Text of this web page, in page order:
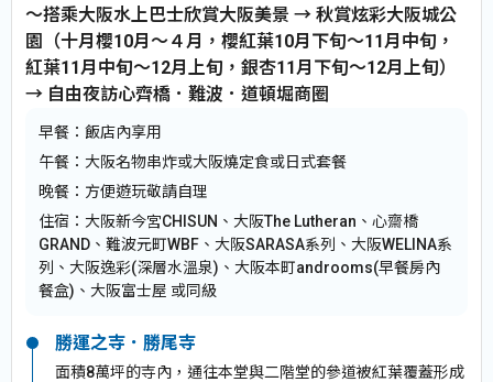
～搭乘大阪水上巴士欣賞大阪美景 → 秋賞炫彩大阪城公
園（十月櫻10月～４月，櫻紅葉10月下旬～11月中旬，
紅葉11月中旬～12月上旬，銀杏11月下旬～12月上旬）
→ 自由夜訪心齊橋．難波．道頓堀商圈
早餐： 飯店內享用
午餐： 大阪名物串炸或大阪燒定食或日式套餐
晚餐： 方便遊玩敬請自理
住宿： 大阪新今宮CHISUN、大阪The Lutheran、心齋橋
GRAND、難波元町WBF、大阪SARASA系列、大阪WELINA系
列、大阪逸彩(深層水溫泉)、大阪本町androoms(早餐房內
餐盒)、大阪富士屋 或同級
勝運之寺．勝尾寺
面積8萬坪的寺內，通往本堂與二階堂的參道被紅葉覆蓋形成